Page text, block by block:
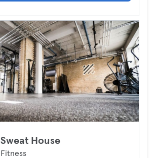
Sweat House
Fitness